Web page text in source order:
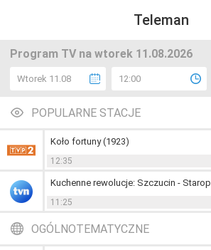
Teleman
Program TV na wtorek 11.08.2026
Wtorek 11.08 12:00
POPULARNE STACJE
Koło fortuny (1923)
12:35
Kuchenne rewolucje: Szczucin -
11:25
OGÓLNOTEMATYCZNE